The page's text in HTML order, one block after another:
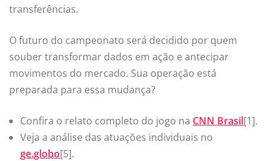
transferências.
O futuro do campeonato será decidido por quem
souber transformar dados em ação e antecipar
movimentos do mercado. Sua operação está
preparada para essa mudança?
Confira o relato completo do jogo na CNN Brasil[1].
Veja a análise das atuações individuais no
ge.globo[5].